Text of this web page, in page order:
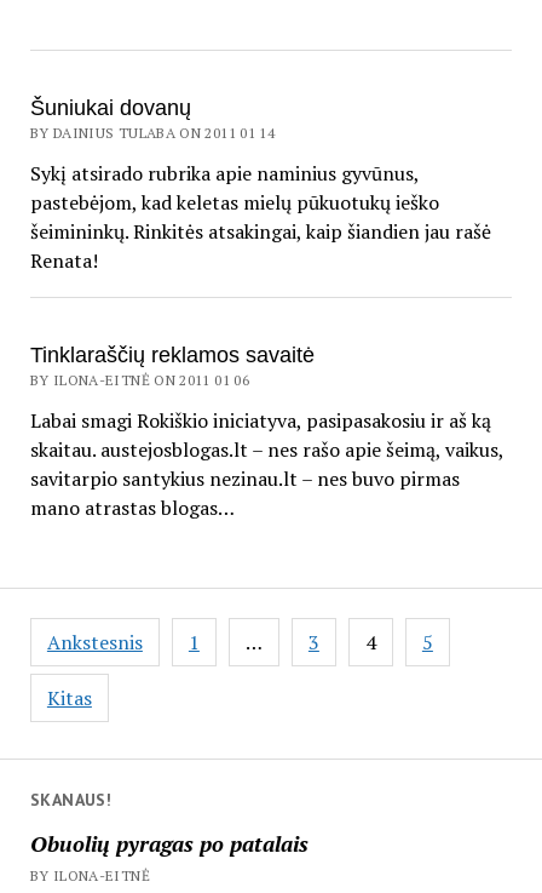
SKANAUS!
Obuolių pyragas po patalais
BY ILONA-EITNĖ
Šuniukai dovanų
BY DAINIUS TULABA ON 2011 01 14
Sykį atsirado rubrika apie naminius gyvūnus,
pastebėjom, kad keletas mielų pūkuotukų ieško
šeimininkų. Rinkitės atsakingai, kaip šiandien jau rašė
Renata!
Tinklaraščių reklamos savaitė
BY ILONA-EITNĖ ON 2011 01 06
Labai smagi Rokiškio iniciatyva, pasipasakosiu ir aš ką
skaitau. austejosblogas.lt – nes rašo apie šeimą, vaikus,
savitarpio santykius nezinau.lt – nes buvo pirmas
mano atrastas blogas…
Įrašų
puslapiavimas
Ankstesnis 1 … 3 4 5
Kitas